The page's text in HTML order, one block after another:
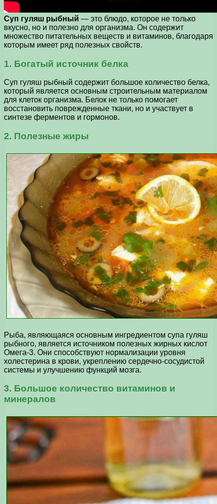
Суп гуляш рыбный — это блюдо, которое не только
вкусно, но и полезно для организма. Он содержит
множество питательных веществ и витаминов, благодаря
которым имеет ряд полезных свойств.
1. Богатый источник белка
Суп гуляш рыбный содержит большое количество белка,
который является основным строительным материалом
для клеток организма. Белок не только помогает
восстановить поврежденные ткани, но и участвует в
синтезе ферментов и гормонов.
2. Полезные жиры
Рыба, являющаяся основным ингредиентом супа гуляш
рыбного, является источником полезных жирных кислот
Омега-3. Они способствуют нормализации уровня
холестерина в крови, укреплению сердечно-сосудистой
системы и улучшению функций мозга.
3. Большое количество витаминов и
минералов